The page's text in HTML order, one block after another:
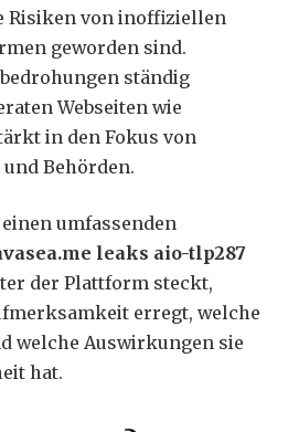
Risiken von inoffiziellen
geworden sind.
ständig
Webseiten wie
in den Fokus von
Behörden.
umfassenden
leaks aio-tlp287
der Plattform steckt,
erregt, welche
welche Auswirkungen sie
hat.